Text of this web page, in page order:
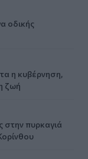
οδικής
η κυβέρνηση,
ζωή
στην πυρκαγιά